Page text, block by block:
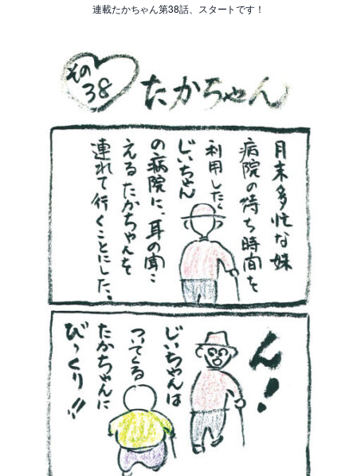
連載たかちゃん第38話、スタートです！